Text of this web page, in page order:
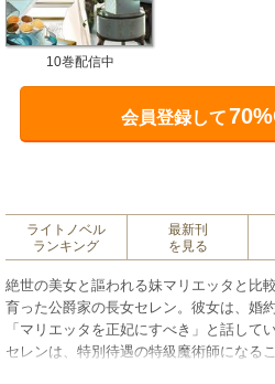
10巻配信中
会員登録して
ライトノベル
ランキング
最新刊
を見る
絶世の美女と謳われる妹マリエッタと比
育った公爵家の長女セレン。彼女は、婚
「マリエッタを正妃にすべき」と話して
セレンは、特別待遇の特級魔術師になる
と、『氷の魔術師団長』ヴィオルから借